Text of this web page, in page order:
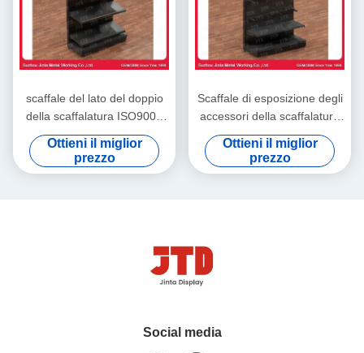
scaffale del lato del doppio
della scaffalatura ISO9001
dell'esposizione del
supermercato di 2100mm
Ottieni il miglior
prezzo
Scaffale di esposizione degli
accessori della scaffalatura
2100mm della gondola della
drogheria dello SGS
Ottieni il miglior
prezzo
Social media